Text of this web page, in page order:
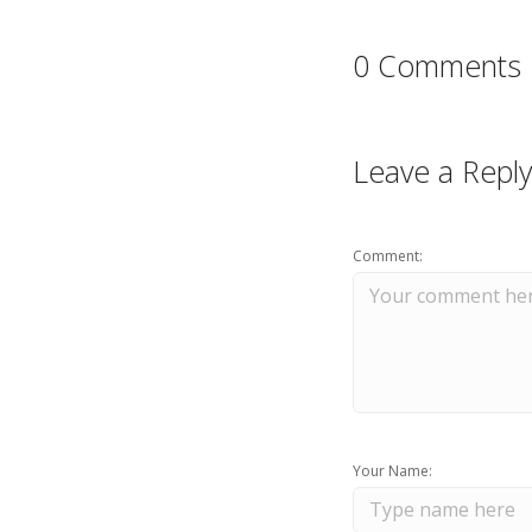
0 Comments
Leave a Reply
Comment:
Your Name: